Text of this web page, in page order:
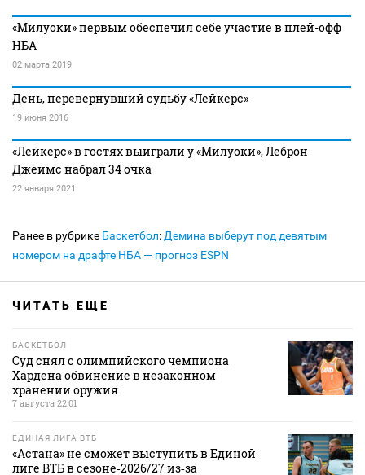
«Милуоки» первым обеспечил себе участие в плей-офф
НБА
02 марта 2019
День, перевернувший судьбу «Лейкерс»
19 июня 2016
«Лейкерс» в гостях выиграли у «Милуоки», Леброн
Джеймс набрал 34 очка
22 января 2021
Ранее в рубрике Баскетбол: Демина выберут под девятым
номером на драфте НБА — прогноз ESPN
ЧИТАТЬ ЕЩЕ
БАСКЕТБОЛ
Суд снял с олимпийского чемпиона
Хардена обвинение в незаконном
хранении оружия
7 августа 22:01
ЕДИНАЯ ЛИГА ВТБ
«Астана» не сможет выступить в Единой
лиге ВТБ в сезоне‑2026/27 из‑за